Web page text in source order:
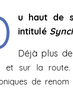
u haut de
intitulé
Déjà plus
et sur la route.
de renom